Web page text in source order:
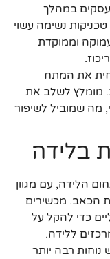
במהלך
נשימה עשוי
וממוקדת
את המתח
מומלץ לשלב את
מה שמוביל לשיפור
בלידה
הלידה, עם מגוון
הכאב. מכשירים
כדי להקל על
ללידה.
נוחות רבה יותר